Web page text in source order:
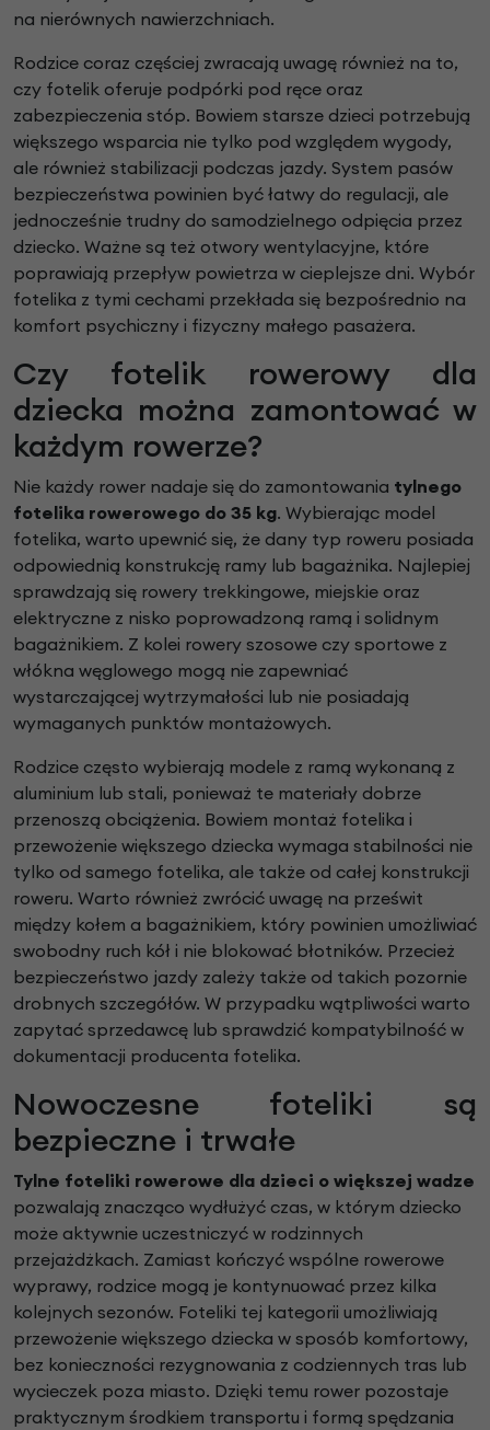
na nierównych nawierzchniach.
Rodzice coraz częściej zwracają uwagę również na to,
czy fotelik oferuje podpórki pod ręce oraz
zabezpieczenia stóp. Bowiem starsze dzieci potrzebują
większego wsparcia nie tylko pod względem wygody,
ale również stabilizacji podczas jazdy. System pasów
bezpieczeństwa powinien być łatwy do regulacji, ale
jednocześnie trudny do samodzielnego odpięcia przez
dziecko. Ważne są też otwory wentylacyjne, które
poprawiają przepływ powietrza w cieplejsze dni. Wybór
fotelika z tymi cechami przekłada się bezpośrednio na
komfort psychiczny i fizyczny małego pasażera.
Czy fotelik rowerowy dla
dziecka można zamontować w
każdym rowerze?
Nie każdy rower nadaje się do zamontowania tylnego
fotelika rowerowego do 35 kg. Wybierając model
fotelika, warto upewnić się, że dany typ roweru posiada
odpowiednią konstrukcję ramy lub bagażnika. Najlepiej
sprawdzają się rowery trekkingowe, miejskie oraz
elektryczne z nisko poprowadzoną ramą i solidnym
bagażnikiem. Z kolei rowery szosowe czy sportowe z
włókna węglowego mogą nie zapewniać
wystarczającej wytrzymałości lub nie posiadają
wymaganych punktów montażowych.
Rodzice często wybierają modele z ramą wykonaną z
aluminium lub stali, ponieważ te materiały dobrze
przenoszą obciążenia. Bowiem montaż fotelika i
przewożenie większego dziecka wymaga stabilności nie
tylko od samego fotelika, ale także od całej konstrukcji
roweru. Warto również zwrócić uwagę na prześwit
między kołem a bagażnikiem, który powinien umożliwiać
swobodny ruch kół i nie blokować błotników. Przecież
bezpieczeństwo jazdy zależy także od takich pozornie
drobnych szczegółów. W przypadku wątpliwości warto
zapytać sprzedawcę lub sprawdzić kompatybilność w
dokumentacji producenta fotelika.
Nowoczesne foteliki są
bezpieczne i trwałe
Tylne foteliki rowerowe dla dzieci o większej wadze
pozwalają znacząco wydłużyć czas, w którym dziecko
może aktywnie uczestniczyć w rodzinnych
przejażdżkach. Zamiast kończyć wspólne rowerowe
wyprawy, rodzice mogą je kontynuować przez kilka
kolejnych sezonów. Foteliki tej kategorii umożliwiają
przewożenie większego dziecka w sposób komfortowy,
bez konieczności rezygnowania z codziennych tras lub
wycieczek poza miasto. Dzięki temu rower pozostaje
praktycznym środkiem transportu i formą spędzania